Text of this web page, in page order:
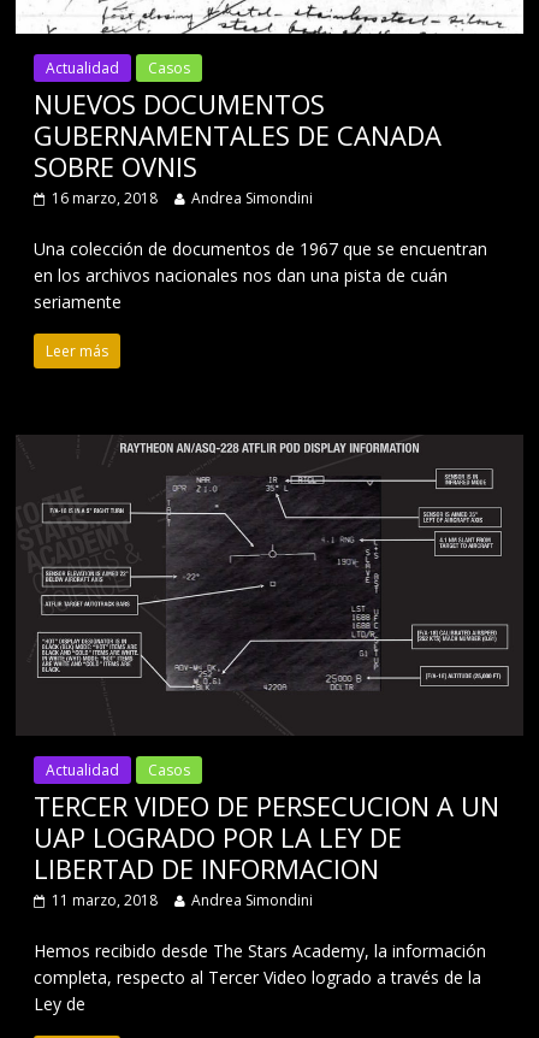
Actualidad Casos
NUEVOS DOCUMENTOS
GUBERNAMENTALES DE CANADA
SOBRE OVNIS
16 marzo, 2018 Andrea Simondini
Una colección de documentos de 1967 que se encuentran
en los archivos nacionales nos dan una pista de cuán
seriamente
Leer más
Actualidad Casos
TERCER VIDEO DE PERSECUCION A UN
UAP LOGRADO POR LA LEY DE
LIBERTAD DE INFORMACION
11 marzo, 2018 Andrea Simondini
Hemos recibido desde The Stars Academy, la información
completa, respecto al Tercer Video logrado a través de la
Ley de